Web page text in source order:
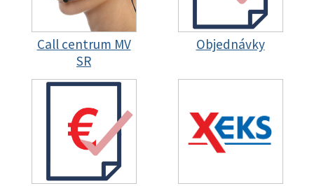
Call centrum MV
SR
Objednávky